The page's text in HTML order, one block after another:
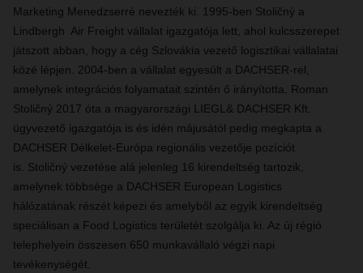
Marketing Menedzserré nevezték ki. 1995-ben Stoličný a
Lindbergh Air Freight vállalat igazgatója lett, ahol kulcsszerepet
játszott abban, hogy a cég Szlovákia vezető logisztikai vállalatai
közé lépjen. 2004-ben a vállalat egyesült a DACHSER-rel,
amelynek integrációs folyamatait szintén ő irányította. Roman
Stoličný 2017 óta a magyarországi LIEGL& DACHSER Kft.
ügyvezető igazgatója is és idén májusától pedig megkapta a
DACHSER Délkelet-Európa regionális vezetője pozíciót
is. Stoličný vezetése alá jelenleg 16 kirendeltség tartozik,
amelynek többsége a DACHSER European Logistics
hálózatának részét képezi és amelyből az egyik kirendeltség
speciálisan a Food Logistics területét szolgálja ki. Az új régió
telephelyein összesen 650 munkavállaló végzi napi
tevékenységét.